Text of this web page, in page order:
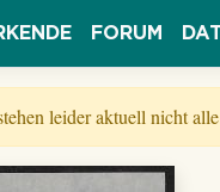
FORUM
leider aktuell nicht